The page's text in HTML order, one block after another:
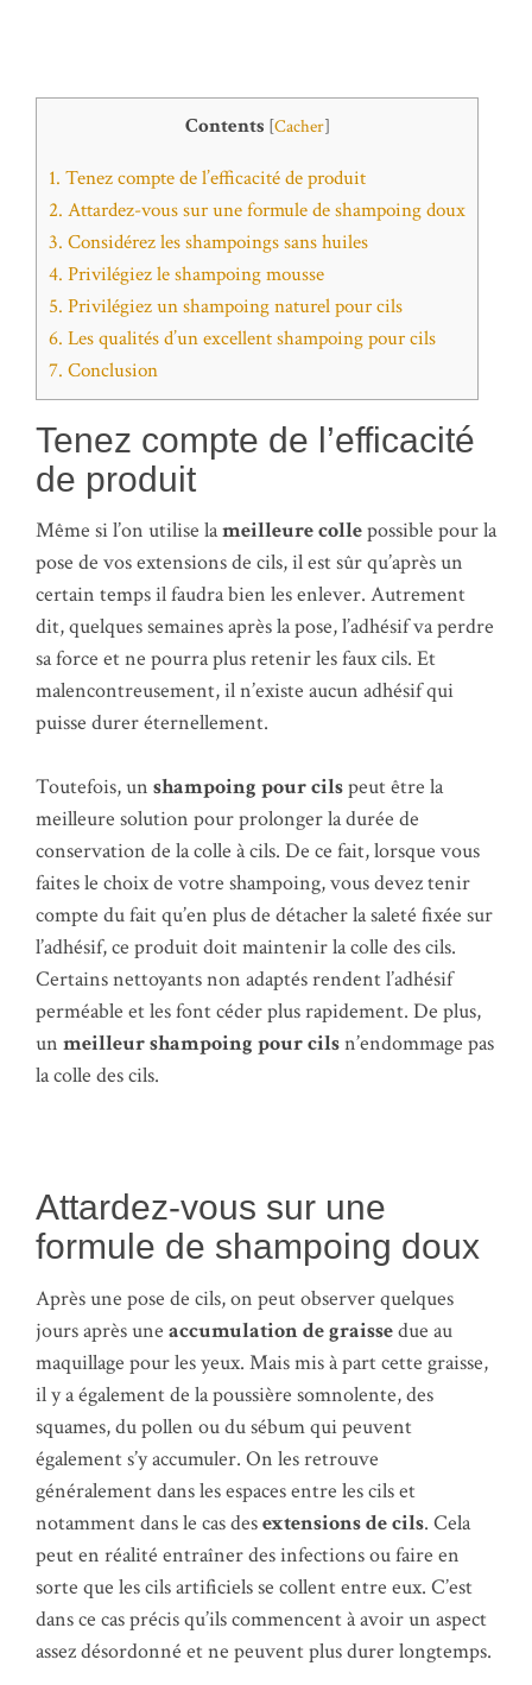
Contents [Cacher]
1. Tenez compte de l’efficacité de produit
2. Attardez-vous sur une formule de shampoing doux
3. Considérez les shampoings sans huiles
4. Privilégiez le shampoing mousse
5. Privilégiez un shampoing naturel pour cils
6. Les qualités d’un excellent shampoing pour cils
7. Conclusion
Tenez compte de l’efficacité
de produit
Même si l’on utilise lameilleure collepossible pour la
pose de vos extensions de cils, il est sûr qu’après un
certain temps il faudra bien les enlever. Autrement
dit, quelques semaines après la pose, l’adhésif va perdre
sa force et ne pourra plus retenir les faux cils. Et
malencontreusement, il n’existe aucun adhésif qui
puisse durer éternellement.
Toutefois, un shampoing pour cilspeut être la
meilleure solution pour prolonger la durée de
conservation de la colle à cils. De ce fait, lorsque vous
faites le choix de votre shampoing, vous devez tenir
compte du fait qu’en plus de détacher la saleté fixée sur
l’adhésif, ce produit doit maintenir la colle des cils.
Certains nettoyants non adaptés rendent l’adhésif
perméable et les font céder plus rapidement. De plus,
un meilleur shampoing pour cilsn’endommage pas
la colle des cils.
Attardez-vous sur une
formule de shampoing doux
Après une pose de cils, on peut observer quelques
jours après une accumulation de graissedue au
maquillage pour les yeux. Mais mis à part cette graisse,
il y a également de la poussière somnolente, des
squames, du pollen ou du sébum qui peuvent
également s’y accumuler. On les retrouve
généralement dans les espaces entre les cils et
notamment dans le cas desextensions de cils. Cela
peut en réalité entraîner des infections ou faire en
sorte que les cils artificiels se collent entre eux. C’est
dans ce cas précis qu’ils commencent à avoir un aspect
assez désordonné et ne peuvent plus durer longtemps.